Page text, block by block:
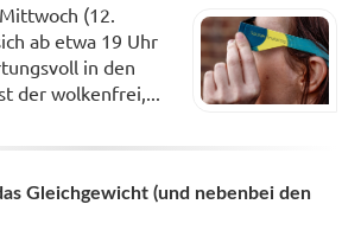
(12.
ab etwa 19 Uhr
in den
der wolkenfrei,...
Gleichgewicht (und nebenbei den